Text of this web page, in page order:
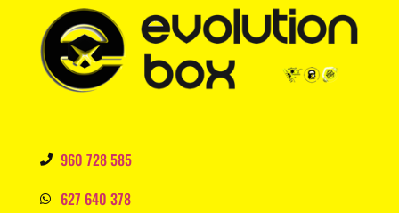
960 728 585
627 640 378